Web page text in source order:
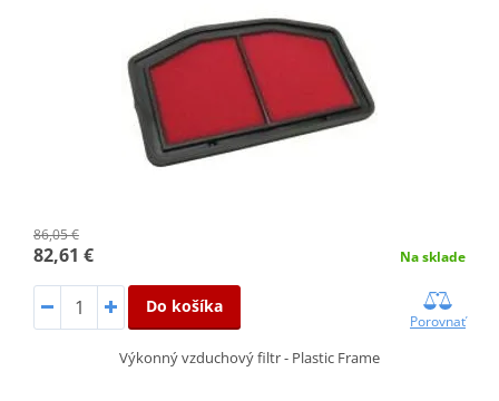
86,05 €
82,61 € Na sklade
Do košíka
Porovnať
Výkonný vzduchový filtr - Plastic Frame